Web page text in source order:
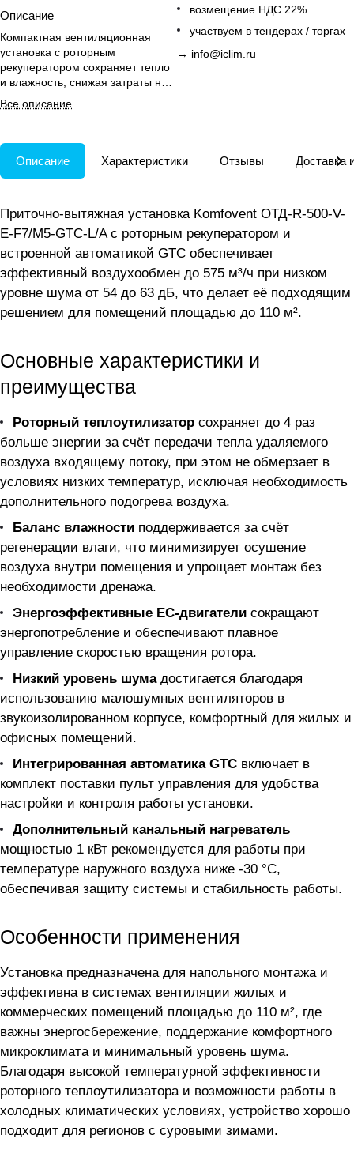
Описание
Компактная вентиляционная
установка с роторным
рекуператором сохраняет тепло
и влажность, снижая затраты на
отопление и кондиционирование.
Все описание
возмещение НДС 22%
участвуем в тендерах / торгах
→ info@iclim.ru
Описание Характеристики Отзывы Доставка
Приточно-вытяжная установка Komfovent ОТД-R-500-V-
E-F7/M5-GTC-L/A с роторным рекуператором и
встроенной автоматикой GTC обеспечивает
эффективный воздухообмен до 575 м³/ч при низком
уровне шума от 54 до 63 дБ, что делает её подходящим
решением для помещений площадью до 110 м².
Основные характеристики и
преимущества
Роторный теплоутилизатор сохраняет до 4 раз
больше энергии за счёт передачи тепла удаляемого
воздуха входящему потоку, при этом не обмерзает в
условиях низких температур, исключая необходимость
дополнительного подогрева воздуха.
Баланс влажности поддерживается за счёт
регенерации влаги, что минимизирует осушение
воздуха внутри помещения и упрощает монтаж без
необходимости дренажа.
Энергоэффективные EC-двигатели сокращают
энергопотребление и обеспечивают плавное
управление скоростью вращения ротора.
Низкий уровень шумадостигается благодаря
использованию малошумных вентиляторов в
звукоизолированном корпусе, комфортный для жилых и
офисных помещений.
Интегрированная автоматика GTC включает в
комплект поставки пульт управления для удобства
настройки и контроля работы установки.
Дополнительный канальный нагреватель
мощностью 1 кВт рекомендуется для работы при
температуре наружного воздуха ниже -30 °C,
обеспечивая защиту системы и стабильность работы.
Особенности применения
Установка предназначена для напольного монтажа и
эффективна в системах вентиляции жилых и
коммерческих помещений площадью до 110 м², где
важны энергосбережение, поддержание комфортного
микроклимата и минимальный уровень шума.
Благодаря высокой температурной эффективности
роторного теплоутилизатора и возможности работы в
холодных климатических условиях, устройство хорошо
подходит для регионов с суровыми зимами.